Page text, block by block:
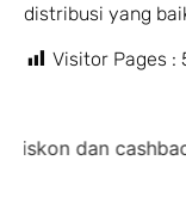
distribusi yang
Visitor Pages :
khusus